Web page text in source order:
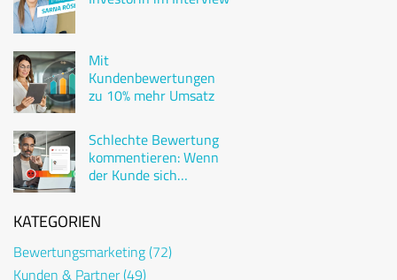
Mit
Kundenbewertungen
zu 10% mehr Umsatz
Schlechte Bewertung
kommentieren: Wenn
der Kunde sich
KATEGORIEN
Bewertungsmarketing(72)
Kunden & Partner(49)